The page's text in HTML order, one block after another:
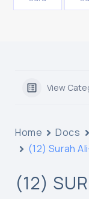
View
Home Docs
(12) Surah
(12)